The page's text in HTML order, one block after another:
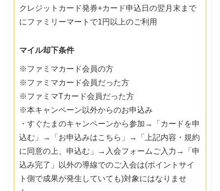
クレジットカード発券+カード申込日の翌月末まで
にファミリーマートで1円以上のご利用
マイル却下条件
※ファミマカード会員の方
※ファミマカード会員だった方
※ファミマTカード会員だった方
※本キャンペーン以外からのお申込み
・すぐたまのキャンペーンから参加→「カードを申
込む」→「お申込みはこちら」→「上記内容・規約
に同意の上、申込む」→入会フォームご入力→「申
込み完了」以外の導線でのご入会は(ポイントサイ
ト側で成果が発生していても)対象にはなりませ